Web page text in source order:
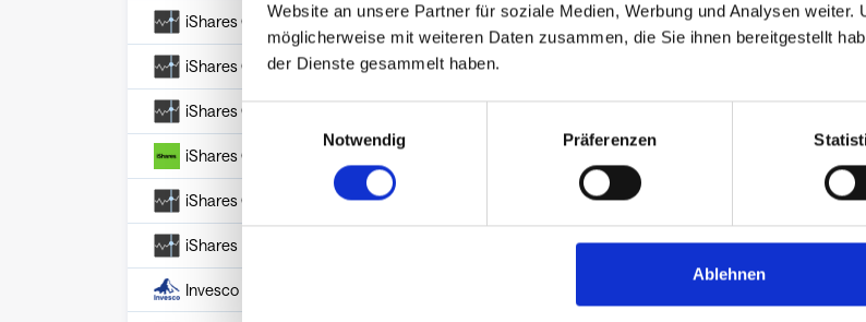
Website an unsere Partner für soziale Medien, Werbung und Analysen
möglicherweise mit weiteren Daten zusammen, die Sie ihnen bereitgestellt
der Dienste gesammelt haben.
Einwilligungsauswahl
Notwendig
Präferenzen
Ablehnen
iShares Core S&P Mid-Cap ETF $76.75 -0.32 % 1.84%
iShares Core S&P Small-Cap ETF $ 147.84
iShares Core S&P US Value ETF
iShares Core S&P 500 ETF -0.14%
iShares Russell 1000 Growth ETF -0.31% 5.21%
Invesco QQQ Trust Series 1